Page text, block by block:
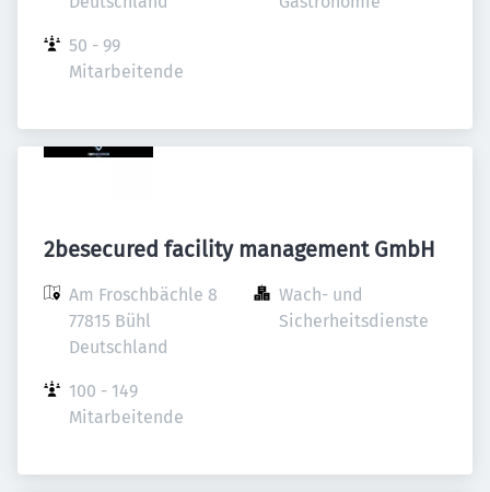
50 - 99
Mitarbeitende
2besecured facility management GmbH
Am Froschbächle 8
77815 Bühl
Deutschland
Wach- und
Sicherheitsdienste
100 - 149
Mitarbeitende